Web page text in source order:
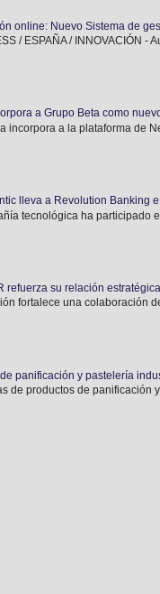
online: Nuevo Sistema de
/ ESPAÑA / INNOVACIÓN -
a Grupo Beta como
incorpora a la plataforma de
lleva a Revolution Banking
tecnológica ha participado
refuerza su relación
fortalece una colaboración
panificación y pastelería
de productos de panificación